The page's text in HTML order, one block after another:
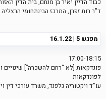
כבוד הדיין יאיר בן מנחם, בית הדין
ד"ר רות זפרן, המרכז הבינתחומי הרצליה
מפגש 5 | 16.1.22
17:00-18:15
פונדקאות [לא “רחם להשכרה”] שינויים
לפונדקאות
עו"ד ויקטוריה גלפנד, משרד עורכי דין